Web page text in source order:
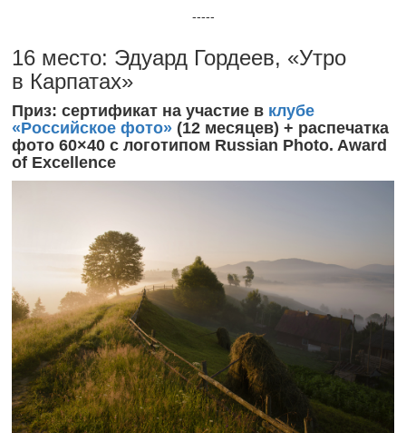
-----
16 место: Эдуард Гордеев, «Утро
в Карпатах»
Приз: сертификат на участие в клубе
«Российское фото» (12 месяцев) + распечатка
фото 60×40 с логотипом Russian Photo. Award
of Excellence